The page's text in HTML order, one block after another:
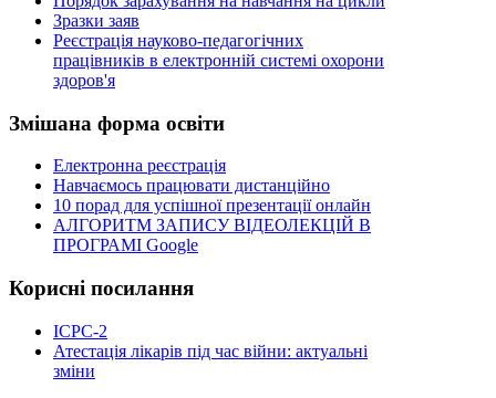
Зразки заяв
Реєстрація науково-педагогічних
працівників в електронній системі охорони
здоров'я
Змішана форма освіти
Електронна реєстрація
Навчаємось працювати дистанційно
10 порад для успішної презентації онлайн
АЛГОРИТМ ЗАПИСУ ВІДЕОЛЕКЦІЙ В
ПРОГРАМІ Google
Корисні посилання
ICPC-2
Атестація лікарів під час війни: актуальні
зміни